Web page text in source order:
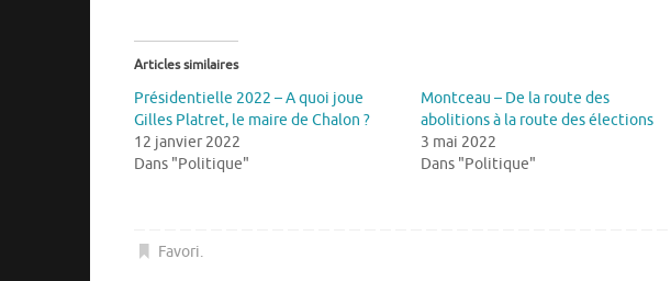
Articles similaires
Présidentielle 2022 – A quoi joue
Gilles Platret, le maire de Chalon ?
12 janvier 2022
Dans "Politique"
Montceau – De la route des
abolitions à la route des élections
3 mai 2022
Dans "Politique"
Favori.